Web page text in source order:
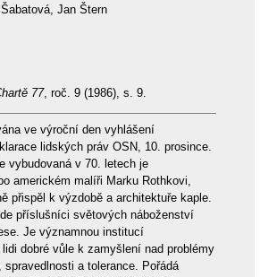
Jan Štern
77, roč. 9 (1986), s. 9.
ve výroční den vyhlášení
lidských práv OSN, 10. prosince.
vybudovaná v 70. letech je
americkém malíři Marku Rothkovi,
přispěl k výzdobě a architektuře kaple.
příslušníci světových náboženství
Je významnou institucí
dobré vůle k zamyšlení nad problémy
spravedlnosti a tolerance. Pořádá